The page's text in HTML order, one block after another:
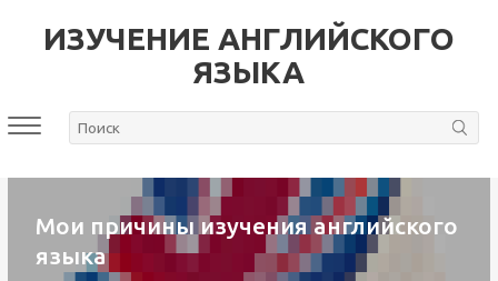
ИЗУЧЕНИЕ АНГЛИЙСКОГО
ЯЗЫКА
Мои причины изучения английского
языка